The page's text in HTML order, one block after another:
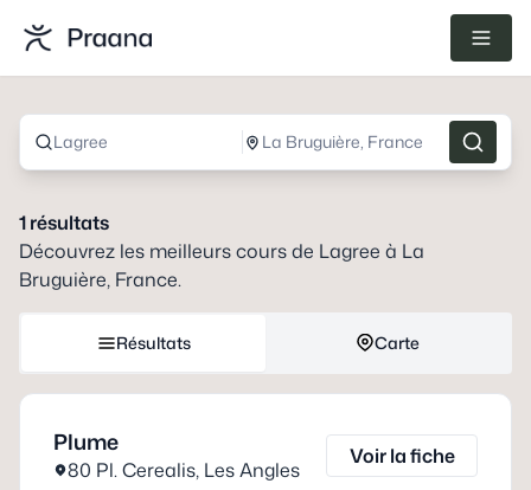
Lagree La Bruguière, France
1résultats
Découvrez les meilleurs cours de Lagree à La
Bruguière, France.
Résultats Carte
Plume
80 Pl. Cerealis, Les Angles
Voir la fiche